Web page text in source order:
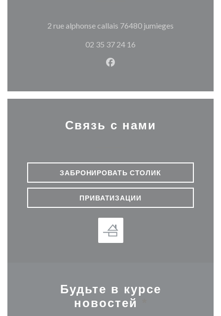
2 rue alphonse callais 76480 jumieges
02 35 37 24 16
Facebook ((открывается в
Связь с нами
ЗАБРОНИРОВАТЬ СТОЛИК
ПРИВАТИЗАЦИИ
Будьте в курсе
новостей